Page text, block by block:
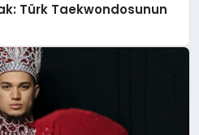
Türk Taekwondosunun